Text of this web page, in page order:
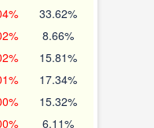
33.62%
8.66%
15.81%
17.34%
15.32%
6.11%